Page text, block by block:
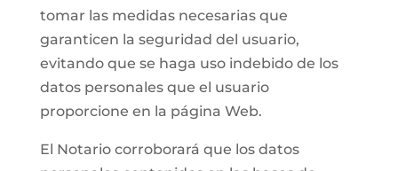
tomar las medidas necesarias que
garanticen la seguridad del usuario,
evitando que se haga uso indebido de los
datos personales que el usuario
proporcione en la página Web.
El Notario corroborará que los datos